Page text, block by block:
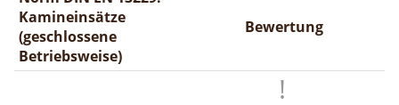
Kamineinsätze
(geschlossene
Betriebsweise)
Bewertung